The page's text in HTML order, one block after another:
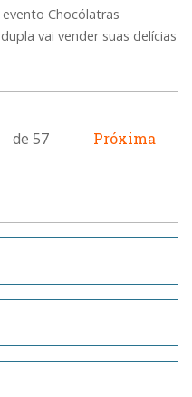
Chocólatras
vai vender suas delícias
de 57 Próxima